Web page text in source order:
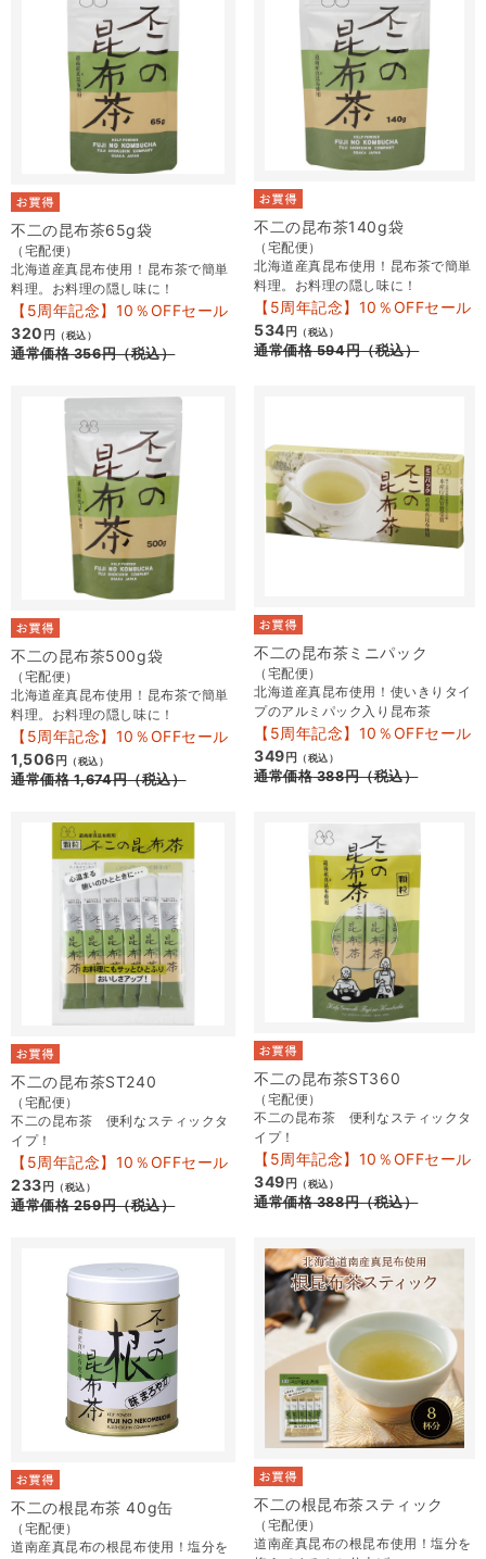
不二の昆布茶65g袋
（宅配便）
北海道産真昆布使用！昆布茶で簡単
料理。お料理の隠し味に！
【5周年記念】10％OFFセール
320 円 （税込）
通常価格356円（税込）
不二の昆布茶140g袋
（宅配便）
北海道産真昆布使用！昆布茶で簡単
料理。お料理の隠し味に！
【5周年記念】10％OFFセール
534 円 （税込）
通常価格594円（税込）
不二の昆布茶500g袋
（宅配便）
北海道産真昆布使用！昆布茶で簡単
料理。お料理の隠し味に！
【5周年記念】10％OFFセール
1,506 円 （税込）
通常価格1,674円（税込）
不二の昆布茶ミニパック
（宅配便）
北海道産真昆布使用！使いきりタイ
プのアルミパック入り昆布茶
【5周年記念】10％OFFセール
349 円 （税込）
通常価格388円（税込）
不二の昆布茶ST240
（宅配便）
不二の昆布茶 便利なスティックタ
イプ！
【5周年記念】10％OFFセール
233 円 （税込）
通常価格259円（税込）
不二の昆布茶ST360
（宅配便）
不二の昆布茶 便利なスティックタ
イプ！
【5周年記念】10％OFFセール
349 円 （税込）
通常価格388円（税込）
不二の根昆布茶 40g缶
（宅配便）
道南産真昆布の根昆布使用！塩分を
不二の根昆布茶スティック
（宅配便）
道南産真昆布の根昆布使用！塩分を